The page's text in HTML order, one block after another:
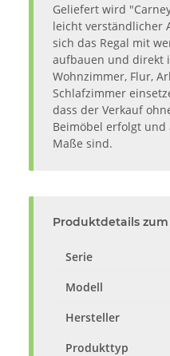
Geliefert wird
leicht verständlicher
sich das Regal mit
aufbauen und direkt
Wohnzimmer, Flur,
Schlafzimmer
dass der Verkauf
Beimöbel erfolgt und
Maße sind.
Produktdetails zum
Serie
Modell
Hersteller
Produkttyp